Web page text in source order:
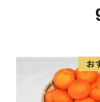
また、串本の
ての暖かいシ
サンゴ中心の
り、温帯的景